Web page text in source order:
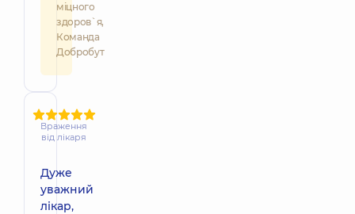
міцного
здоров`я,
Команда
Добробут
Враження
від лікаря
Дуже
уважний
лікар,